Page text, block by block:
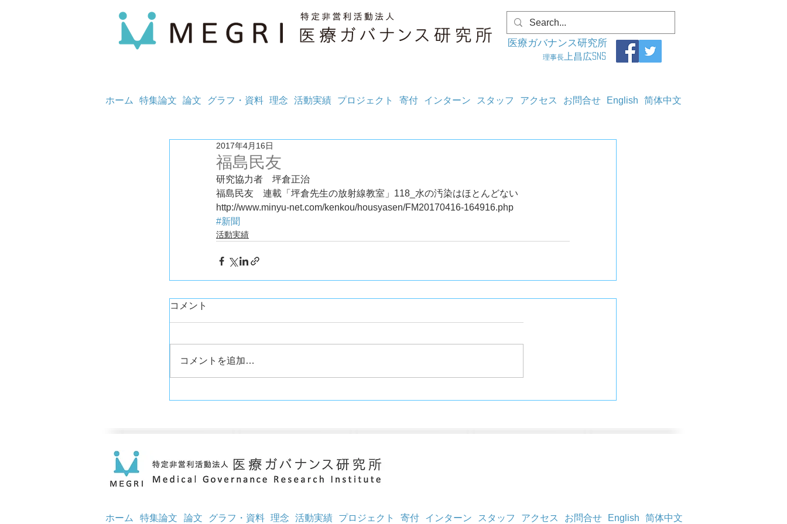
医療ガバナンス研究所
理事長 上昌広SNS
ホーム 特集論文 論文 グラフ・資料 理念 活動実績 プロジェクト 寄付 インターン スタッフ アクセス お問合せ English 简体中文
福島民友
2017年4月16日
研究協力者　坪倉正治
福島民友　連載「坪倉先生の放射線教室」118_水の汚染はほとんどない
http://www.minyu-net.com/kenkou/housyasen/FM20170416-164916.php
#新聞
活動実績
コメント
コメントを追加…
ホーム 特集論文 論文 グラフ・資料 理念 活動実績 プロジェクト 寄付 インターン スタッフ アクセス お問合せ English 简体中文